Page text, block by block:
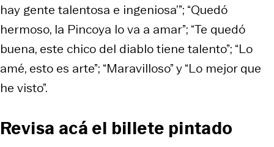
hay gente talentosa e ingeniosa’”; “Quedó
hermoso, la Pincoya lo va a amar”; “Te quedó
buena, este chico del diablo tiene talento”; “Lo
amé, esto es arte”; “Maravilloso” y “Lo mejor que
he visto”.
Revisa acá el billete pintado